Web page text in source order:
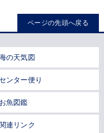
ページの先頭へ戻る
の天気図
センター便り
お魚図鑑
関連リンク